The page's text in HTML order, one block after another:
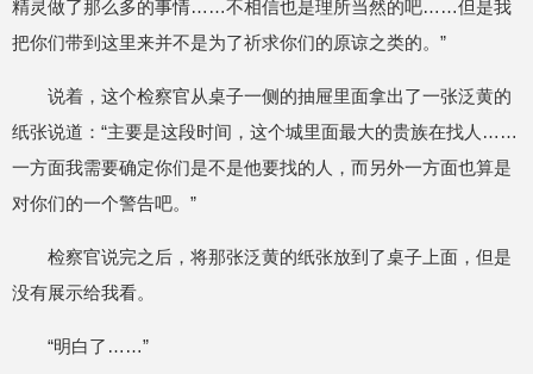
精灵做了那么多的事情……不相信也是理所当然的吧……但是我
把你们带到这里来并不是为了祈求你们的原谅之类的。”
说着，这个检察官从桌子一侧的抽屉里面拿出了一张泛黄的
纸张说道：“主要是这段时间，这个城里面最大的贵族在找人……
一方面我需要确定你们是不是他要找的人，而另外一方面也算是
对你们的一个警告吧。”
检察官说完之后，将那张泛黄的纸张放到了桌子上面，但是
没有展示给我看。
“明白了……”